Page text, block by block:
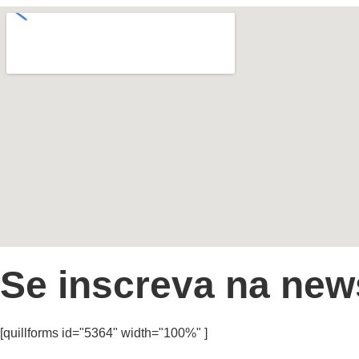
Se inscreva na
[quillforms id="5364" width="100%" ]